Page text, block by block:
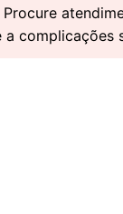
complicações